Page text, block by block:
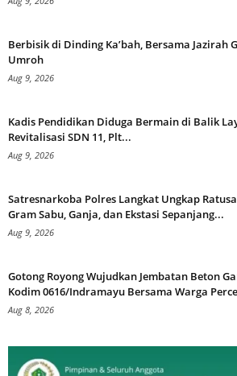
Berbisik di Dinding Ka’bah, Bersama Jazirah
Umroh
Aug 9, 2026
Kadis Pendidikan Diduga Bermain di Balik
Revitalisasi SDN 11, Plt...
Aug 9, 2026
Satresnarkoba Polres Langkat Ungkap
Gram Sabu, Ganja, dan Ekstasi Sepanjang...
Aug 9, 2026
Gotong Royong Wujudkan Jembatan Beton
Kodim 0616/Indramayu Bersama Warga
Aug 8, 2026